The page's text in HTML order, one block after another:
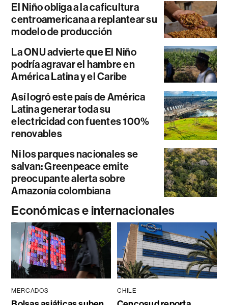
El Niño obliga a la caficultura
centroamericana a replantear su
modelo de producción
La ONU advierte que El Niño
podría agravar el hambre en
América Latina y el Caribe
Así logró este país de América
Latina generar toda su
electricidad con fuentes 100%
renovables
Ni los parques nacionales se
salvan: Greenpeace emite
preocupante alerta sobre
Amazonía colombiana
Económicas e internacionales
MERCADOS CHILE